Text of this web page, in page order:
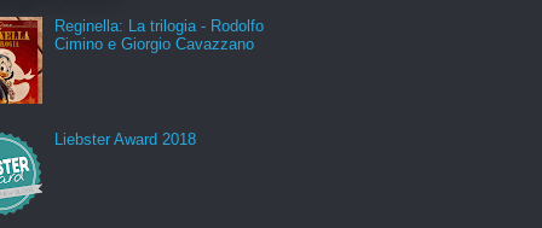
Reginella: La trilogia - Rodolfo
Cimino e Giorgio Cavazzano
Liebster Award 2018